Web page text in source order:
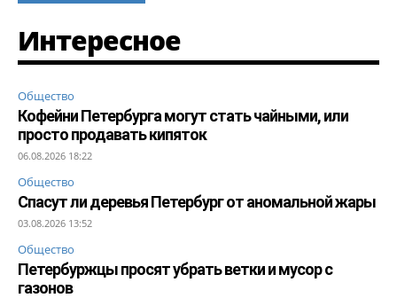
Интересное
Общество
Кофейни Петербурга могут стать чайными, или
просто продавать кипяток
06.08.2026 18:22
Общество
Спасут ли деревья Петербург от аномальной жары
03.08.2026 13:52
Общество
Петербуржцы просят убрать ветки и мусор с
газонов